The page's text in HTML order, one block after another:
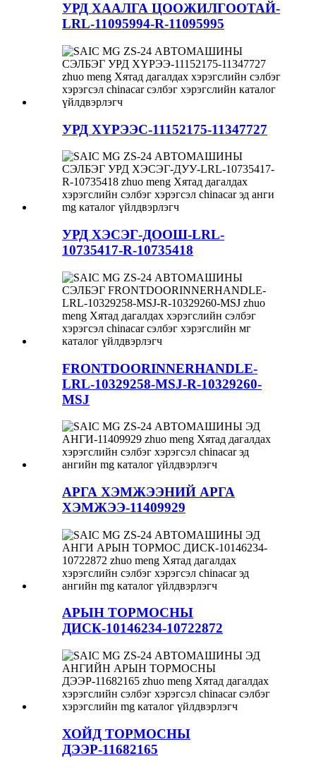
УРД ХААЛГА ЦООЖИЛГООТАЙ-
LRL-11095994-R-11095995
УРД ХҮРЭЭС-11152175-11347727
УРД ХЭСЭГ-ДООШ-LRL-
10735417-R-10735418
FRONTDOORINNERHANDLE-
LRL-10329258-MSJ-R-10329260-
MSJ
АРГА ХЭМЖЭЭНИЙ АРГА
ХЭМЖЭЭ-11409929
АРЫН ТОРМОСНЫ
ДИСК-10146234-10722872
ХОЙД ТОРМОСНЫ
ДЭЭР-11682165